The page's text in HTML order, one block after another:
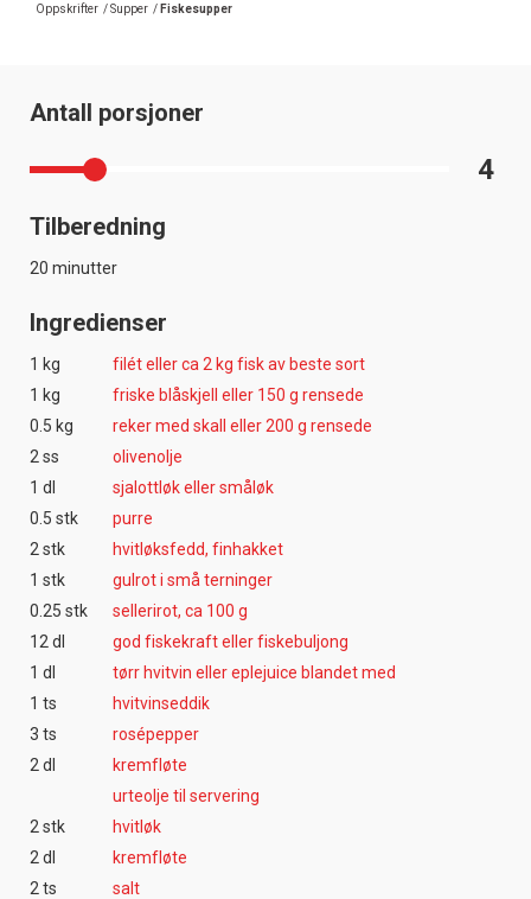
Oppskrifter /Supper / Fiskesupper
Antall porsjoner
4
Tilberedning
20 minutter
Ingredienser
1 kg
filét eller ca 2 kg fisk av beste sort
1 kg
friske blåskjell eller 150 g rensede
0.5 kg
reker med skall eller 200 g rensede
2 ss
olivenolje
1 dl
sjalottløk eller småløk
0.5 stk
purre
2 stk
hvitløksfedd, finhakket
1 stk
gulrot i små terninger
0.25 stk
sellerirot, ca 100 g
12 dl
god fiskekraft eller fiskebuljong
1 dl
tørr hvitvin eller eplejuice blandet med
1 ts
hvitvinseddik
3 ts
rosépepper
2 dl
kremfløte
urteolje til servering
2 stk
hvitløk
2 dl
kremfløte
2 ts
salt